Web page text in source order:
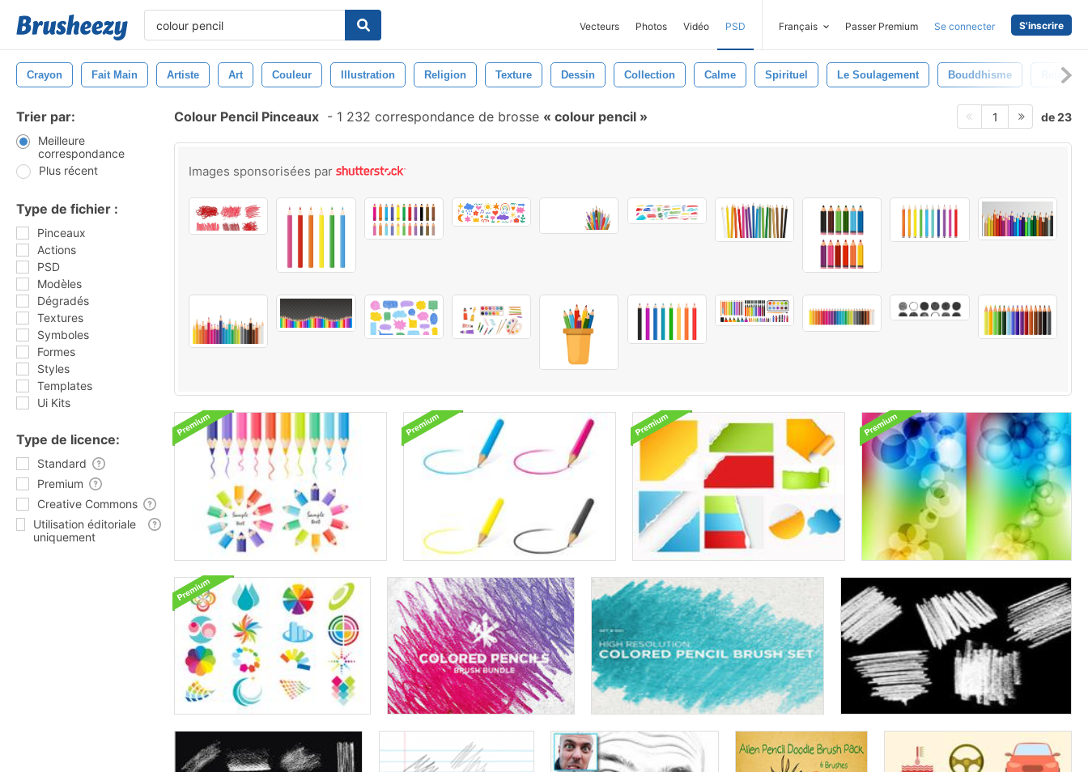
Vecteurs Photos Vidéo PSD Français Passer Premium Se connecter S'inscrire
Crayon Fait Main Artiste Art Couleur Illustration Religion Texture Dessin Collection Calme Spirituel Le Soulagement Bouddhisme
Trier par:
Meilleure
correspondance
Plus récent
Type de fichier :
Pinceaux
Actions
PSD
Modèles
Dégradés
Textures
Symboles
Formes
Styles
Templates
Ui Kits
Type de licence:
Standard
Premium
Creative Commons
Utilisation éditoriale
uniquement
Colour Pencil Pinceaux - 1 232 correspondance de brosse colour pencil 1 de 23
Images sponsorisées par